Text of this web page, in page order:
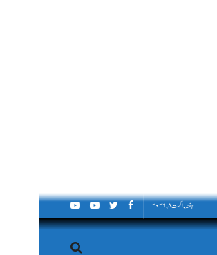
ہفتہ, اگست ۸, ۲۰۲۶